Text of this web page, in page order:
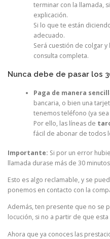
terminar con la llamada,
explicación.
Si lo que te están
adecuado.
Será cuestión de colgar
consulta completa.
Nunca debe de pasar los
Paga de manera
bancaria, o bien una
tenemos teléfono (ya sea
Por ello, las líneas de
fácil de abonar de todos
Importante: Si por un error
llamada durase más de 30
Esto es algo reclamable, y se
ponemos en contacto con la
Además, ten presente que no se
locución, si no a partir de que
Ahora que ya conoces las